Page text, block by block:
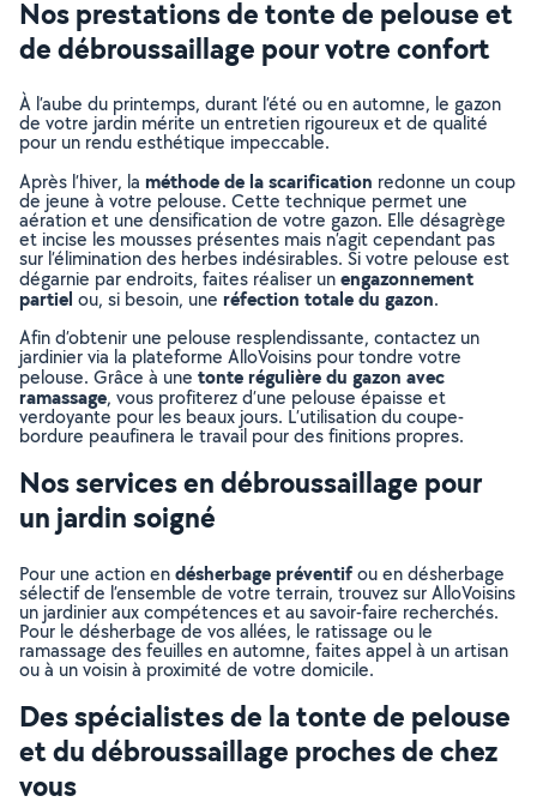
Nos prestations de tonte de pelouse et
de débroussaillage pour votre confort
À l’aube du printemps, durant l’été ou en automne, le gazon
de votre jardin mérite un entretien rigoureux et de qualité
pour un rendu esthétique impeccable.
Après l’hiver, la méthode de la scarification redonne un coup
de jeune à votre pelouse. Cette technique permet une
aération et une densification de votre gazon. Elle désagrège
et incise les mousses présentes mais n’agit cependant pas
sur l’élimination des herbes indésirables. Si votre pelouse est
dégarnie par endroits, faites réaliser unengazonnement
partiel ou, si besoin, une réfection totale du gazon.
Afin d’obtenir une pelouse resplendissante, contactez un
jardinier via la plateforme AlloVoisins pour tondre votre
pelouse. Grâce à une tonte régulière du gazon avec
ramassage, vous profiterez d’une pelouse épaisse et
verdoyante pour les beaux jours. L’utilisation du coupe-
bordure peaufinera le travail pour des finitions propres.
Nos services en débroussaillage pour
un jardin soigné
Pour une action endésherbage préventifou en désherbage
sélectif de l’ensemble de votre terrain, trouvez sur AlloVoisins
un jardinier aux compétences et au savoir-faire recherchés.
Pour le désherbage de vos allées, le ratissage ou le
ramassage des feuilles en automne, faites appel à un artisan
ou à un voisin à proximité de votre domicile.
Des spécialistes de la tonte de pelouse
et du débroussaillage proches de chez
vous